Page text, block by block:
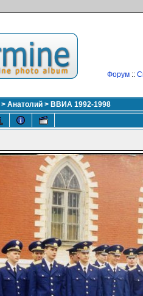
Форум::
> Анатолий > ВВИА 1992-1998